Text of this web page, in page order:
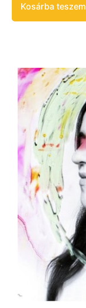
Kosárba teszem